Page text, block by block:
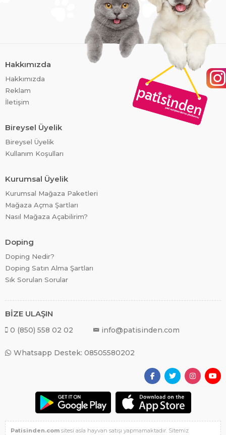
Hakkımızda
Hakkımızda
Reklam
İletişim
Bireysel Üyelik
Bireysel Üyelik
Kullanım Koşulları
Kurumsal Üyelik
Kurumsal Mağaza Paketleri
Mağaza Açma Şartları
Nasıl Mağaza Açabilirim?
Doping
Doping Nedir?
Doping Satın Alma Şartları
Sık Sorulan Sorular
BİZE ULAŞIN
0 (850) 558 02 02 info@patisinden.com
Whatsapp Destek: 08505580202
Patisinden.com sitesi asla hayvan satışı yapmamaktadır. Sitemiz